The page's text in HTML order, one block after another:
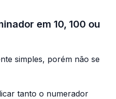
em 10, 100 ou
simples, porém não se
tanto o numerador